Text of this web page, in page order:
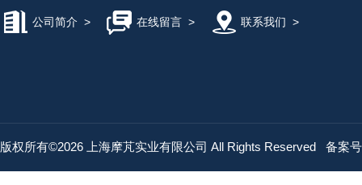
公司简介 > 在线留言> 联系我们 >
版权所有©2026 上海摩芃实业有限公司 All Rights Reserved 备案